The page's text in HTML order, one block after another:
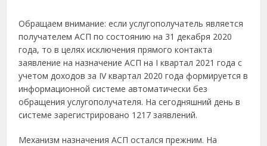
Обращаем внимание: если услугополучатель является
получателем АСП по состоянию на 31 декабря 2020
года, то в целях исключения прямого контакта
заявление на назначение АСП на I квартал 2021 года с
учетом доходов за IV квартал 2020 года формируется в
информационной системе автоматически без
обращения услугополучателя. На сегодняшний день в
системе зарегистрировано 1217 заявлений.
Механизм назначения АСП остался прежним. На